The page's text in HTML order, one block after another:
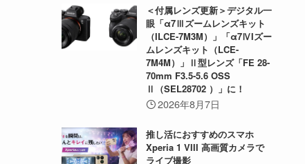
＜付属レンズ更新＞デジタル一
眼「α7Ⅲズームレンズキット
（ILCE-7M3M）」「α7ⅣIズー
ムレンズキット（LCE-
7M4M）」Ⅱ型レンズ「FE 28-
70mm F3.5-5.6 OSS
Ⅱ（SEL28702 ）」に！
2026年8月7日
推し活におすすめのスマホ
Xperia 1 VIII 高画質カメラで
ライブ撮影